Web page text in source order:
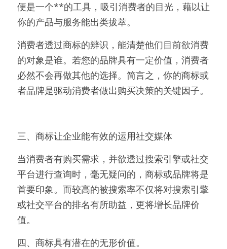
便是一个**的工具，吸引消费者的目光，藉以让
你的产品与服务能出类拔萃。
消费者透过商标的辨识，能清楚他们目前欲消费
的对象是谁。若您的品牌具有一定价值，消费者
必然不会再做其他的选择。简言之，你的商标或
者品牌是驱动消费者做出购买决策的关键因子。
三、商标让企业能有效的运用社交媒体
当消费者有购买需求，并欲透过搜索引擎或社交
平台进行查询时，毫无疑问的，商标或品牌将是
首要印象。而较高的被搜索率不仅将对搜索引擎
或社交平台的排名有所助益，更将增长品牌价
值。
四、商标具有潜在的无形价值。